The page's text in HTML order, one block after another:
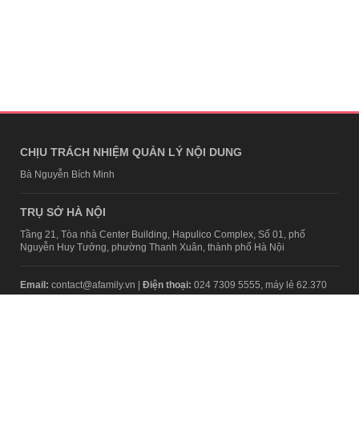
CHỊU TRÁCH NHIỆM QUẢN LÝ NỘI DUNG
Bà Nguyễn Bích Minh
TRỤ SỞ HÀ NỘI
Tầng 21, Tòa nhà Center Building, Hapulico Complex, Số 01, phố
Nguyễn Huy Tưởng, phường Thanh Xuân, thành phố Hà Nội
Email: contact@afamily.vn | Điện thoại: 024 7309 5555, máy lẻ 62.370